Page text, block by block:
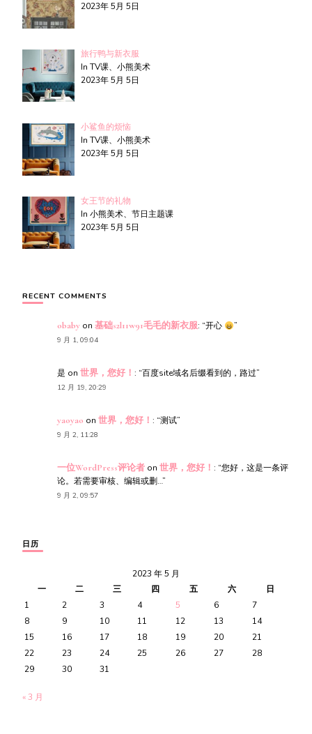
2023年 5月 5日
旅行鸭与新衣服
In TV课、小熊美术
2023年 5月 5日
小鲨鱼的烦恼
In TV课、小熊美术
2023年 5月 5日
女王节的礼物
In 小熊美术、节日主题课
2023年 5月 5日
RECENT COMMENTS
obaby on 基础s2l11w91毛毛的新衣服: “开心 ”
9 月 1, 09:04
是 on 世界，您好！ : “百度site域名后缀看到的，路过”
12 月 19, 20:29
yaoyao on 世界，您好！ : “测试”
9 月 2, 11:28
一位WordPress评论者 on 世界，您好！ : “您好，这是一条评
论。若需要审核、编辑或删…”
9 月 2, 09:57
日历
2023 年 5 月
一
二 三 四 五 六
日
1
2 3 4 5 6
7
8
9 10 11 12 13
14
15
16 17 18 19 20
21
22
23 24 25 26 27
28
29
30 31
« 3 月